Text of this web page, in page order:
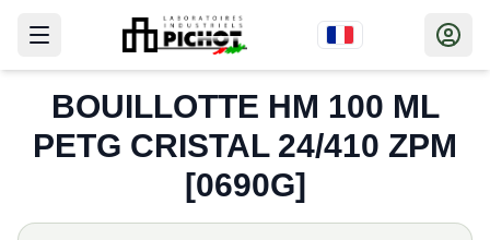
BOUILLOTTE HM 100 ML
PETG CRISTAL 24/410 ZPM
[0690G]